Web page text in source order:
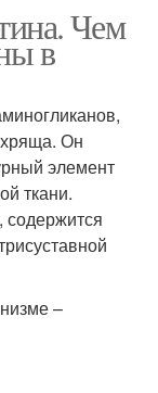
Чем
в
Он
элемент
ткани.
содержится
–